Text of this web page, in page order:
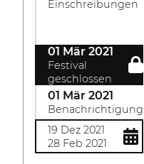
Einschreibungen
01 Mär 2021
Festival
geschlossen
01 Mär 2021
19 Dez 2021
28 Feb 2021